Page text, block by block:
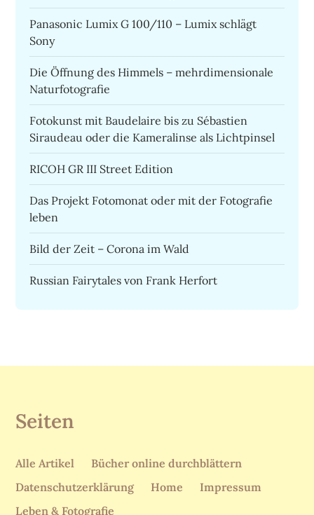
Panasonic Lumix G 100/110 – Lumix schlägt
Sony
Die Öffnung des Himmels – mehrdimensionale
Naturfotografie
Fotokunst mit Baudelaire bis zu Sébastien
Siraudeau oder die Kameralinse als Lichtpinsel
RICOH GR III Street Edition
Das Projekt Fotomonat oder mit der Fotografie
leben
Bild der Zeit – Corona im Wald
Russian Fairytales von Frank Herfort
Seiten
Alle Artikel
Bücher online durchblättern
Datenschutzerklärung
Home
Impressum
Leben & Fotografie